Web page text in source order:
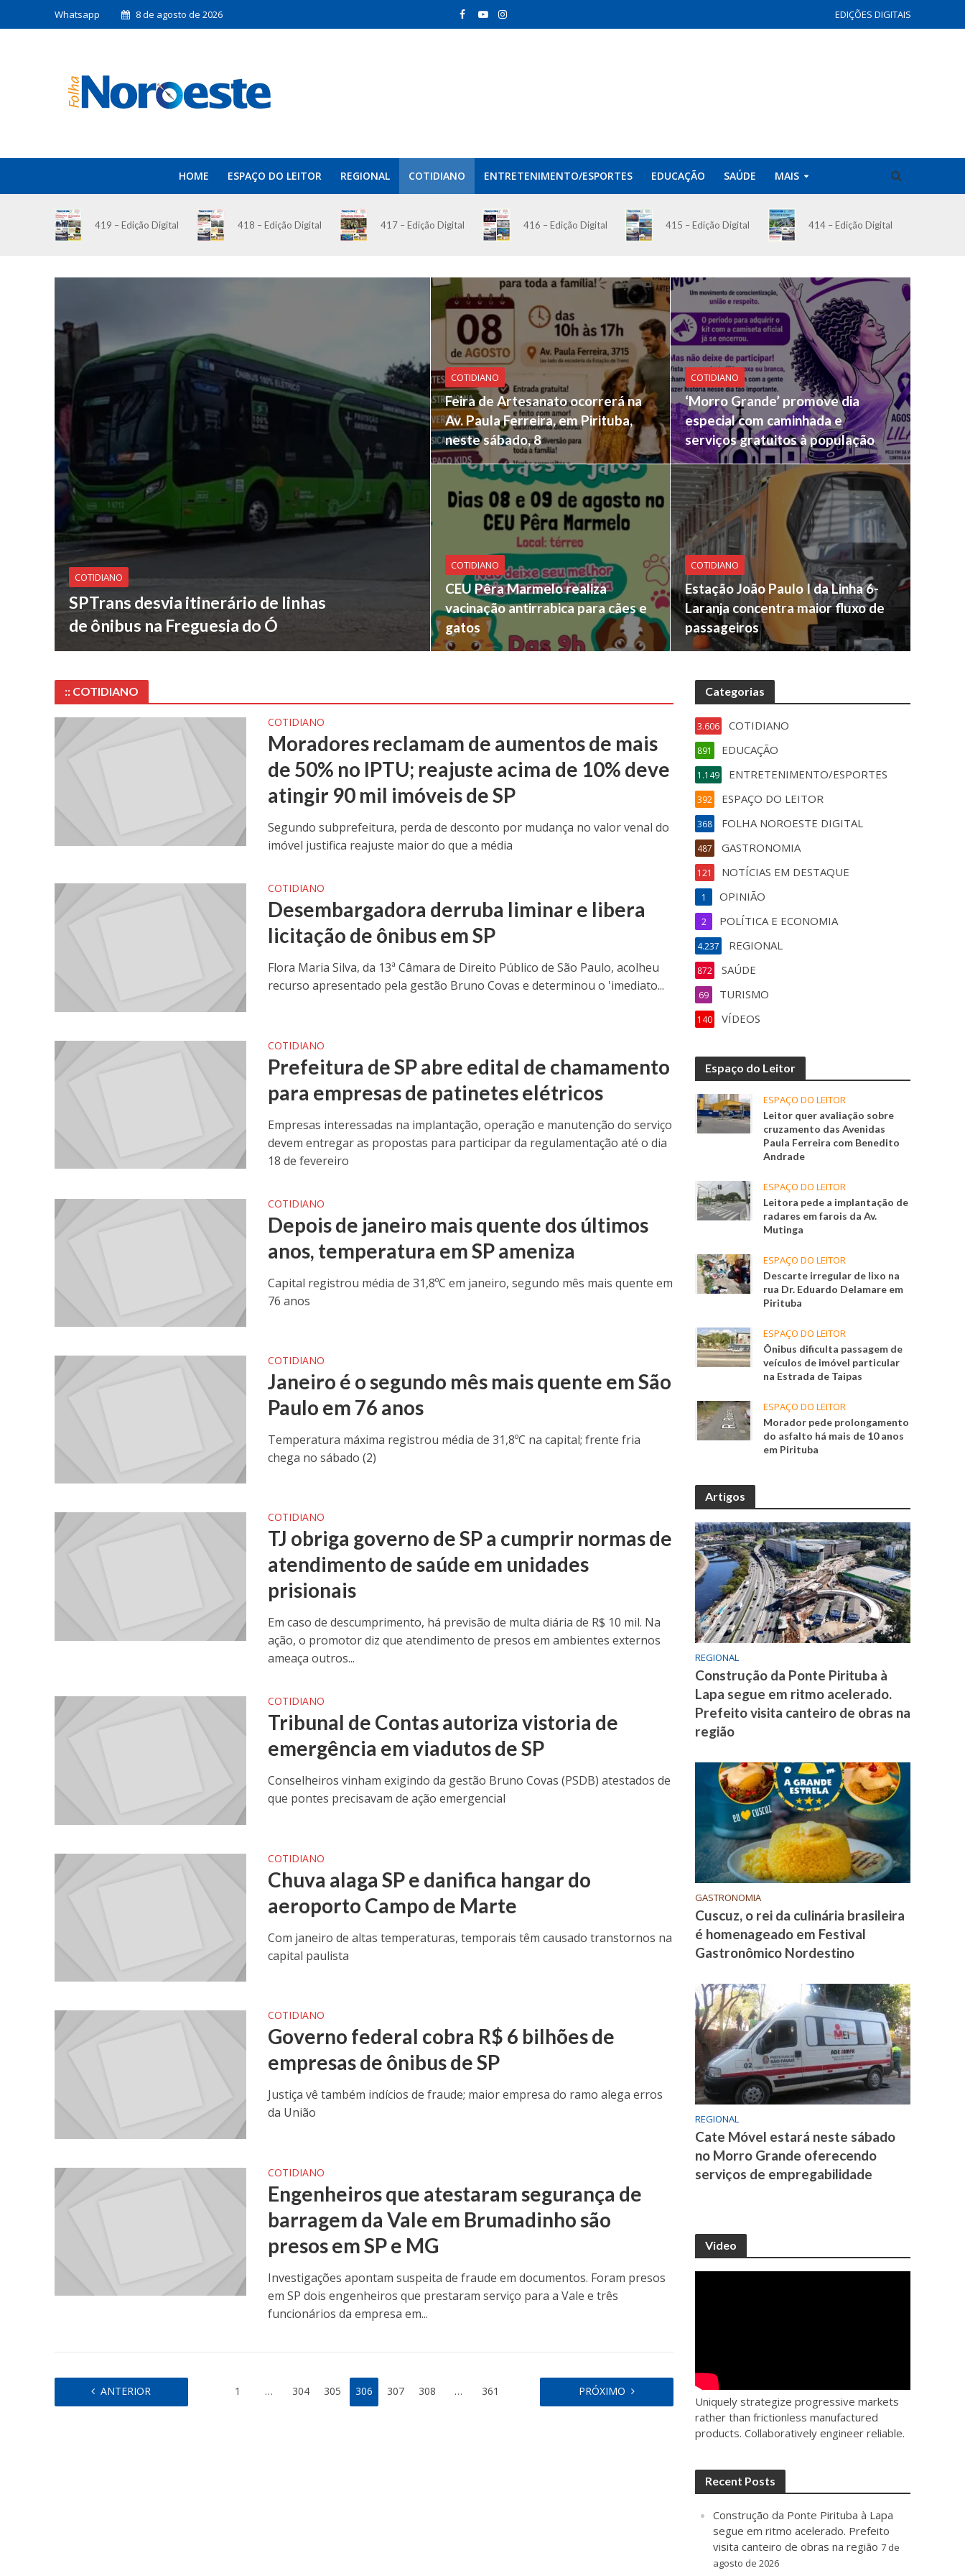
Whatsapp 8 de agosto de 2026 EDIÇÕES DIGITAIS
HOME ESPAÇO DO LEITOR REGIONAL COTIDIANO ENTRETENIMENTO/ESPORTES EDUCAÇÃO SAÚDE MAIS
419 – Edição Digital 418 – Edição Digital 417 – Edição Digital 416 – Edição Digital 415 – Edição Digital 414 – Edição Digital
COTIDIANO
SPTrans desvia itinerário de linhas
de ônibus na Freguesia do Ó
COTIDIANO
Feira de Artesanato ocorrerá na
Av. Paula Ferreira, em Pirituba,
neste sábado, 8
COTIDIANO
CEU Pêra Marmelo realiza
vacinação antirrabica para cães e
gatos
COTIDIANO
‘Morro Grande’ promove dia
especial com caminhada e
serviços gratuitos à população
COTIDIANO
Estação João Paulo I da Linha 6-
Laranja concentra maior fluxo de
passageiros
:: COTIDIANO
COTIDIANO
Moradores reclamam de aumentos de mais
de 50% no IPTU; reajuste acima de 10% deve
atingir 90 mil imóveis de SP
Segundo subprefeitura, perda de desconto por mudança no valor venal do
imóvel justifica reajuste maior do que a média
COTIDIANO
Desembargadora derruba liminar e libera
licitação de ônibus em SP
Flora Maria Silva, da 13ª Câmara de Direito Público de São Paulo, acolheu
recurso apresentado pela gestão Bruno Covas e determinou o 'imediato...
COTIDIANO
Prefeitura de SP abre edital de chamamento
para empresas de patinetes elétricos
Empresas interessadas na implantação, operação e manutenção do serviço
devem entregar as propostas para participar da regulamentação até o dia
18 de fevereiro
COTIDIANO
Depois de janeiro mais quente dos últimos
anos, temperatura em SP ameniza
Capital registrou média de 31,8ºC em janeiro, segundo mês mais quente em
76 anos
COTIDIANO
Janeiro é o segundo mês mais quente em São
Paulo em 76 anos
Temperatura máxima registrou média de 31,8ºC na capital; frente fria
chega no sábado (2)
COTIDIANO
TJ obriga governo de SP a cumprir normas de
atendimento de saúde em unidades
prisionais
Em caso de descumprimento, há previsão de multa diária de R$ 10 mil. Na
ação, o promotor diz que atendimento de presos em ambientes externos
ameaça outros...
COTIDIANO
Tribunal de Contas autoriza vistoria de
emergência em viadutos de SP
Conselheiros vinham exigindo da gestão Bruno Covas (PSDB) atestados de
que pontes precisavam de ação emergencial
COTIDIANO
Chuva alaga SP e danifica hangar do
aeroporto Campo de Marte
Com janeiro de altas temperaturas, temporais têm causado transtornos na
capital paulista
COTIDIANO
Governo federal cobra R$ 6 bilhões de
empresas de ônibus de SP
Justiça vê também indícios de fraude; maior empresa do ramo alega erros
da União
COTIDIANO
Engenheiros que atestaram segurança de
barragem da Vale em Brumadinho são
presos em SP e MG
Investigações apontam suspeita de fraude em documentos. Foram presos
em SP dois engenheiros que prestaram serviço para a Vale e três
funcionários da empresa em...
ANTERIOR 1 … 304 305 306 307 308 … 361 PRÓXIMO
Categorias
COTIDIANO
3.606
EDUCAÇÃO
891
ENTRETENIMENTO/ESPORTES
1.149
ESPAÇO DO LEITOR
392
FOLHA NOROESTE DIGITAL
368
GASTRONOMIA
487
NOTÍCIAS EM DESTAQUE
121
OPINIÃO
1
POLÍTICA E ECONOMIA
2
REGIONAL
4.237
SAÚDE
872
TURISMO
69
VÍDEOS
140
Espaço do Leitor
ESPAÇO DO LEITOR
Leitor quer avaliação sobre
cruzamento das Avenidas
Paula Ferreira com Benedito
Andrade
ESPAÇO DO LEITOR
Leitora pede a implantação de
radares em farois da Av.
Mutinga
ESPAÇO DO LEITOR
Descarte irregular de lixo na
rua Dr. Eduardo Delamare em
Pirituba
ESPAÇO DO LEITOR
Ônibus dificulta passagem de
veículos de imóvel particular
na Estrada de Taipas
ESPAÇO DO LEITOR
Morador pede prolongamento
do asfalto há mais de 10 anos
em Pirituba
Artigos
REGIONAL
Construção da Ponte Pirituba à
Lapa segue em ritmo acelerado.
Prefeito visita canteiro de obras na
região
GASTRONOMIA
Cuscuz, o rei da culinária brasileira
é homenageado em Festival
Gastronômico Nordestino
REGIONAL
Cate Móvel estará neste sábado
no Morro Grande oferecendo
serviços de empregabilidade
Video
Uniquely strategize progressive markets
rather than frictionless manufactured
products. Collaboratively engineer reliable.
Recent Posts
Construção da Ponte Pirituba à Lapa
segue em ritmo acelerado. Prefeito
visita canteiro de obras na região 7 de
agosto de 2026